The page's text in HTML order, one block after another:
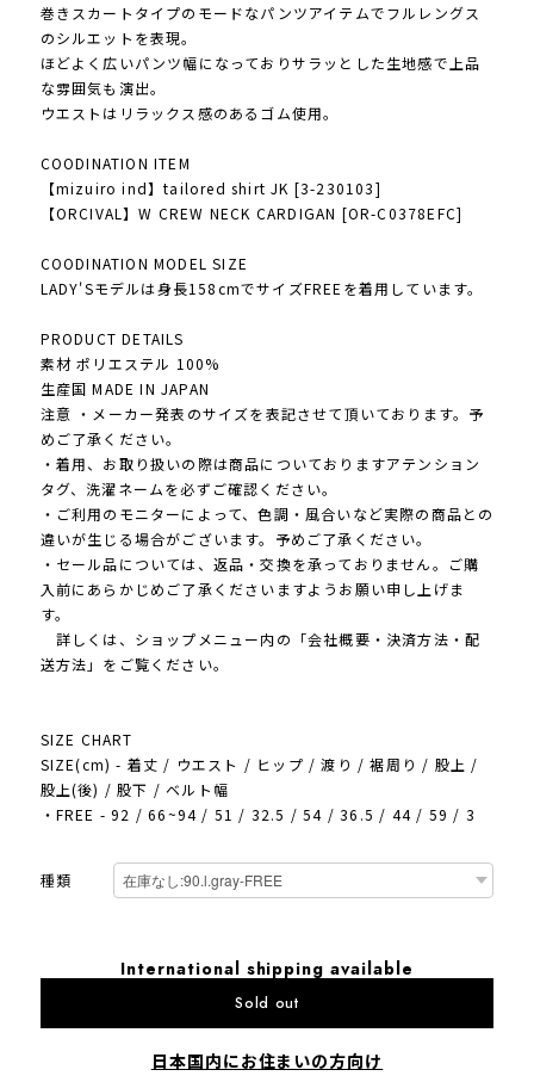
巻きスカートタイプのモードなパンツアイテムでフルレングス
のシルエットを表現。
ほどよく広いパンツ幅になっておりサラッとした生地感で上品
な雰囲気も演出。
ウエストはリラックス感のあるゴム使用。
COODINATION ITEM
【mizuiro ind】tailored shirt JK [3-230103]
【ORCIVAL】W CREW NECK CARDIGAN [OR-C0378EFC]
COODINATION MODEL SIZE
LADY'Sモデルは身長158cmでサイズFREEを着用しています。
PRODUCT DETAILS
素材 ポリエステル 100%
生産国 MADE IN JAPAN
注意 ・メーカー発表のサイズを表記させて頂いております。予
めご了承ください。
・着用、お取り扱いの際は商品についておりますアテンション
タグ、洗濯ネームを必ずご確認ください。
・ご利用のモニターによって、色調・風合いなど実際の商品との
違いが生じる場合がございます。予めご了承ください。
・セール品については、返品・交換を承っておりません。ご購
入前にあらかじめご了承くださいますようお願い申し上げま
す。
詳しくは、ショップメニュー内の「会社概要・決済方法・配
送方法」をご覧ください。
SIZE CHART
SIZE(cm) - 着丈 / ウエスト / ヒップ / 渡り / 裾周り / 股上 /
股上(後) / 股下 / ベルト幅
・FREE - 92 / 66~94 / 51 / 32.5 / 54 / 36.5 / 44 / 59 / 3
種類
International shipping available
Sold out
日本国内にお住まいの方向け